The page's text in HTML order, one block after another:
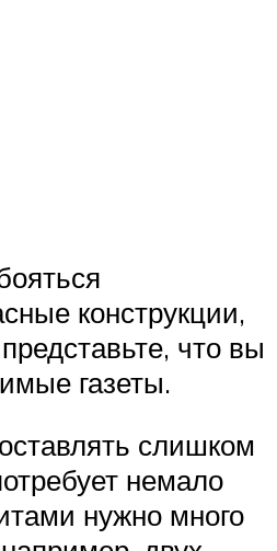
конструкции,
что вы
газеты.
слишком
немало
нужно много